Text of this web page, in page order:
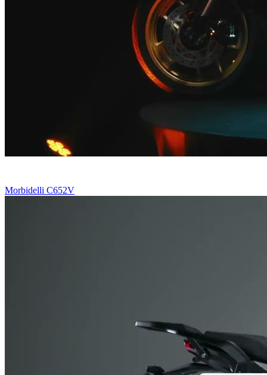
Morbidelli C652V